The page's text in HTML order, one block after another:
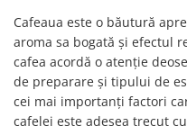
Cafeaua este o băutură
aroma sa bogată și efectul
cafea acordă o atenție
de preparare și tipului de
cei mai importanți factori
cafelei este adesea trecut